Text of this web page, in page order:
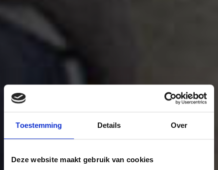
Toestemming Details Over
Deze website maakt gebruik van cookies